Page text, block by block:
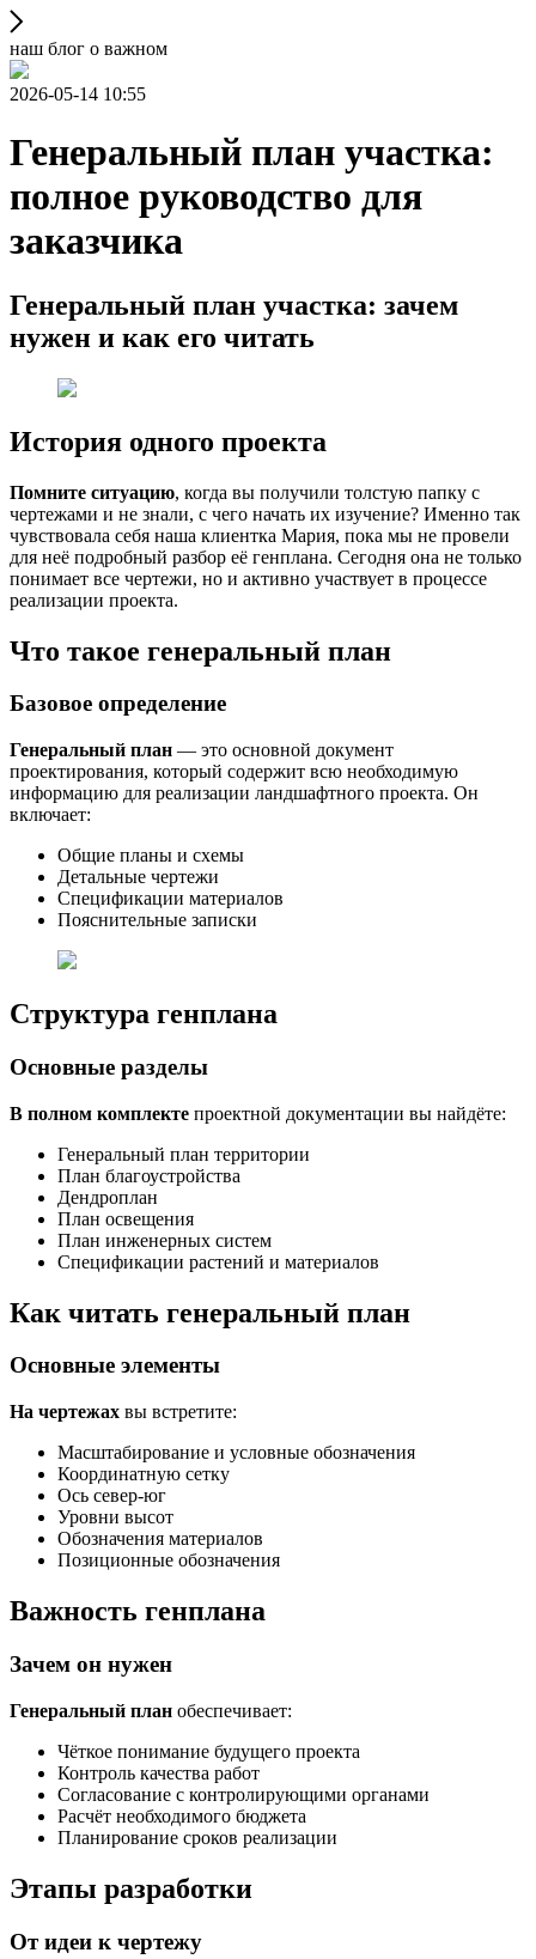
наш блог о важном
2026-05-14 10:55
Генеральный план участка:
полное руководство для
заказчика
Генеральный план участка: зачем
нужен и как его читать
История одного проекта
Помните ситуацию, когда вы получили толстую папку с
чертежами и не знали, с чего начать их изучение? Именно так
чувствовала себя наша клиентка Мария, пока мы не провели
для неё подробный разбор её генплана. Сегодня она не только
понимает все чертежи, но и активно участвует в процессе
реализации проекта.
Что такое генеральный план
Базовое определение
Генеральный план — это основной документ
проектирования, который содержит всю необходимую
информацию для реализации ландшафтного проекта. Он
включает:
Общие планы и схемы
Детальные чертежи
Спецификации материалов
Пояснительные записки
Структура генплана
Основные разделы
В полном комплекте проектной документации вы найдёте:
Генеральный план территории
План благоустройства
Дендроплан
План освещения
План инженерных систем
Спецификации растений и материалов
Как читать генеральный план
Основные элементы
На чертежах вы встретите:
Масштабирование и условные обозначения
Координатную сетку
Ось север-юг
Уровни высот
Обозначения материалов
Позиционные обозначения
Важность генплана
Зачем он нужен
Генеральный план обеспечивает:
Чёткое понимание будущего проекта
Контроль качества работ
Согласование с контролирующими органами
Расчёт необходимого бюджета
Планирование сроков реализации
Этапы разработки
От идеи к чертежу